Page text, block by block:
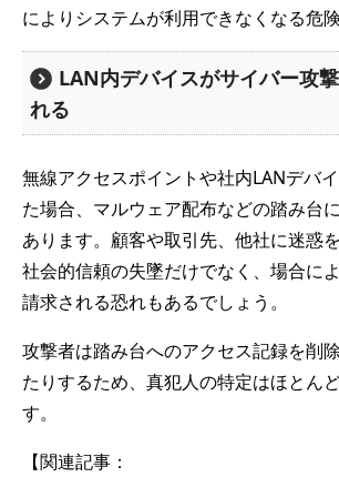
によりシステムが利用できなくなる危
LAN内デバイスがサイバー攻
れる
無線アクセスポイントや社内LANデバ
た場合、マルウェア配布などの踏み台
あります。顧客や取引先、他社に迷惑
社会的信頼の失墜だけでなく、場合に
請求される恐れもあるでしょう。
攻撃者は踏み台へのアクセス記録を削
たりするため、真犯人の特定はほとん
す。
【関連記事：